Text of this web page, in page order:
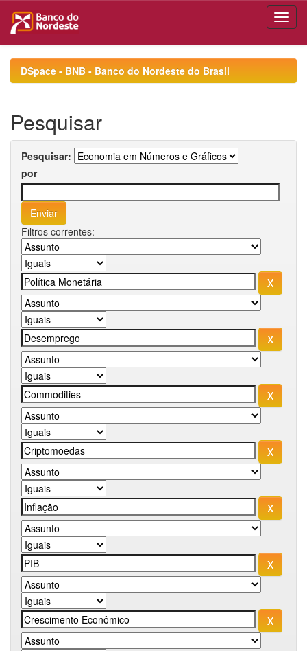
navigationDSpace - BNB - Banco do Nordeste do Brasil
Pesquisar
Pesquisar:
por
Filtros correntes: